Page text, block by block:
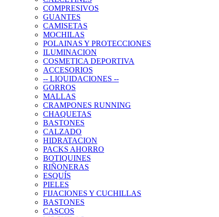
COMPRESIVOS
GUANTES
CAMISETAS
MOCHILAS
POLAINAS Y PROTECCIONES
ILUMINACION
COSMETICA DEPORTIVA
ACCESORIOS
-- LIQUIDACIONES --
GORROS
MALLAS
CRAMPONES RUNNING
CHAQUETAS
BASTONES
CALZADO
HIDRATACION
PACKS AHORRO
BOTIQUINES
RIÑONERAS
ESQUÍS
PIELES
FIJACIONES Y CUCHILLAS
BASTONES
CASCOS